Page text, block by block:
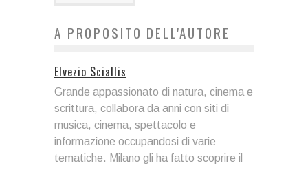
A PROPOSITO DELL'AUTORE
Elvezio Sciallis
Grande appassionato di natura, cinema e
scrittura, collabora da anni con siti di
musica, cinema, spettacolo e
informazione occupandosi di varie
tematiche. Milano gli ha fatto scoprire il